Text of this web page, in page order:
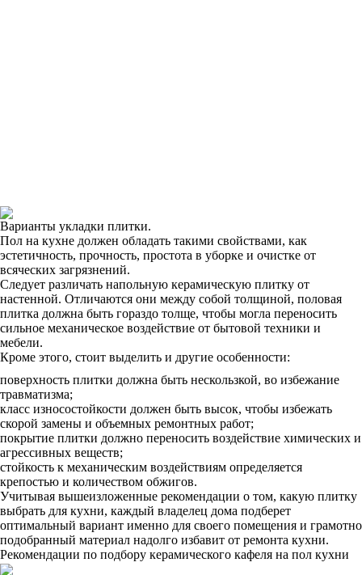
Варианты укладки плитки.
Пол на кухне должен обладать такими свойствами, как
эстетичность, прочность, простота в уборке и очистке от
всяческих загрязнений.
Следует различать напольную керамическую плитку от
настенной. Отличаются они между собой толщиной, половая
плитка должна быть гораздо толще, чтобы могла переносить
сильное механическое воздействие от бытовой техники и
мебели.
Кроме этого, стоит выделить и другие особенности:
поверхность плитки должна быть нескользкой, во избежание
травматизма;
класс износостойкости должен быть высок, чтобы избежать
скорой замены и объемных ремонтных работ;
покрытие плитки должно переносить воздействие химических и
агрессивных веществ;
стойкость к механическим воздействиям определяется
крепостью и количеством обжигов.
Учитывая вышеизложенные рекомендации о том, какую плитку
выбрать для кухни, каждый владелец дома подберет
оптимальный вариант именно для своего помещения и грамотно
подобранный материал надолго избавит от ремонта кухни.
Рекомендации по подбору керамического кафеля на пол кухни